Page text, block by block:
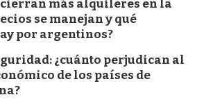
cierran más alquileres en la
se manejan y qué
por argentinos?
¿cuánto perjudican al
de los países de